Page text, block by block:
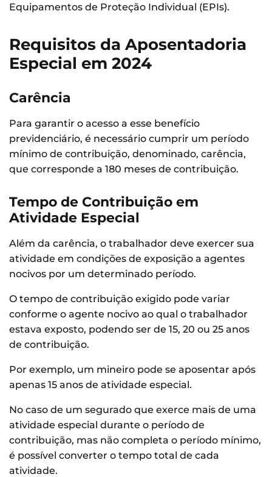
Equipamentos de Proteção Individual (EPIs).
Requisitos da Aposentadoria
Especial em 2024
Carência
Para garantir o acesso a esse benefício
previdenciário, é necessário cumprir um período
mínimo de contribuição, denominado, carência,
que corresponde a 180 meses de contribuição.
Tempo de Contribuição em
Atividade Especial
Além da carência, o trabalhador deve exercer sua
atividade em condições de exposição a agentes
nocivos por um determinado período.
O tempo de contribuição exigido pode variar
conforme o agente nocivo ao qual o trabalhador
estava exposto, podendo ser de 15, 20 ou 25 anos
de contribuição.
Por exemplo, um mineiro pode se aposentar após
apenas 15 anos de atividade especial.
No caso de um segurado que exerce mais de uma
atividade especial durante o período de
contribuição, mas não completa o período mínimo,
é possível converter o tempo total de cada
atividade.